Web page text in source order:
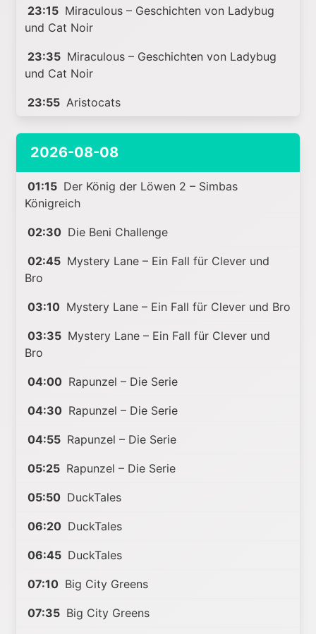
23:15 Miraculous – Geschichten von Ladybug
und Cat Noir
23:35 Miraculous – Geschichten von Ladybug
und Cat Noir
23:55 Aristocats
2026-08-08
01:15 Der König der Löwen 2 – Simbas
Königreich
02:30 Die Beni Challenge
02:45 Mystery Lane – Ein Fall für Clever und
Bro
03:10 Mystery Lane – Ein Fall für Clever und Bro
03:35 Mystery Lane – Ein Fall für Clever und
Bro
04:00 Rapunzel – Die Serie
04:30 Rapunzel – Die Serie
04:55 Rapunzel – Die Serie
05:25 Rapunzel – Die Serie
05:50 DuckTales
06:20 DuckTales
06:45 DuckTales
07:10 Big City Greens
07:35 Big City Greens